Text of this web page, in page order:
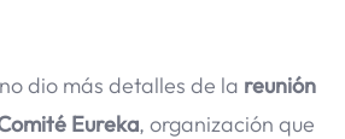
dio más detalles de la reunión
Eureka, organización que